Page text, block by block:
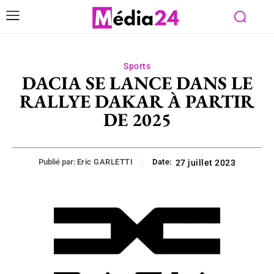
Sports
DACIA SE LANCE DANS LE
RALLYE DAKAR À PARTIR
DE 2025
Publié par: Eric GARLETTI Date: 27 juillet 2023